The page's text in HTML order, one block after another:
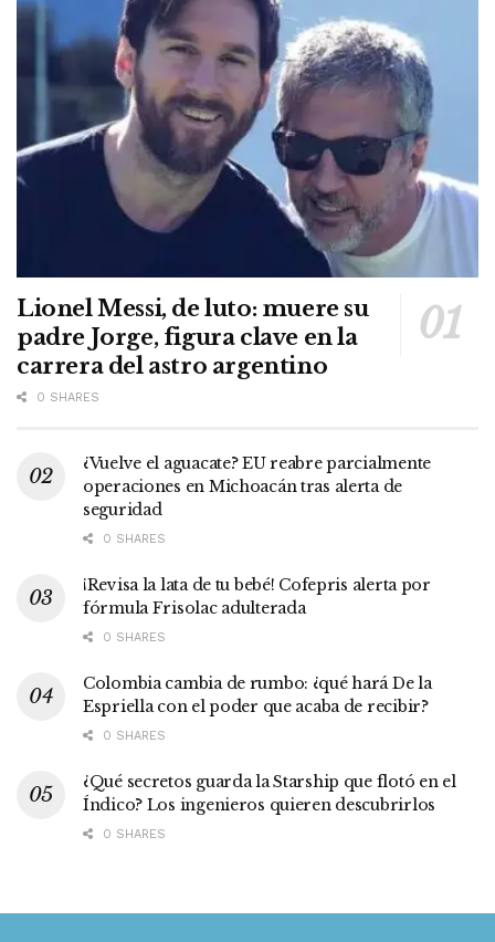
Lionel Messi, de luto: muere su
padre Jorge, figura clave en la
carrera del astro argentino
0 SHARES
¿Vuelve el aguacate? EU reabre parcialmente
operaciones en Michoacán tras alerta de
seguridad
0 SHARES
¡Revisa la lata de tu bebé! Cofepris alerta por
fórmula Frisolac adulterada
0 SHARES
Colombia cambia de rumbo: ¿qué hará De la
Espriella con el poder que acaba de recibir?
0 SHARES
¿Qué secretos guarda la Starship que flotó en el
Índico? Los ingenieros quieren descubrirlos
0 SHARES